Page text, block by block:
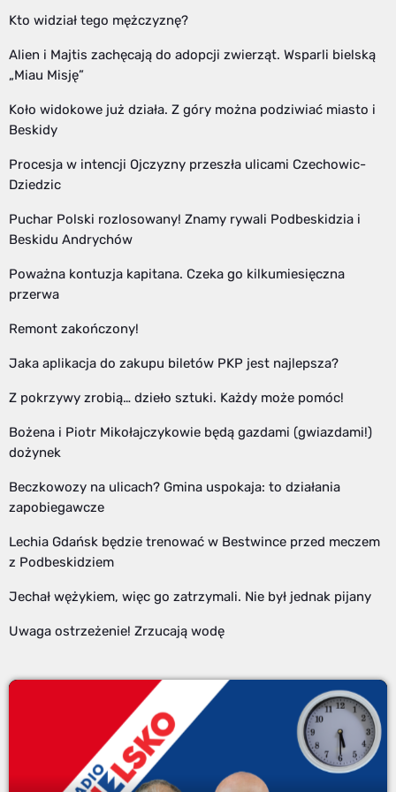
Kto widział tego mężczyznę?
Alien i Majtis zachęcają do adopcji zwierząt. Wsparli bielską
„Miau Misję”
Koło widokowe już działa. Z góry można podziwiać miasto i
Beskidy
Procesja w intencji Ojczyzny przeszła ulicami Czechowic-
Dziedzic
Puchar Polski rozlosowany! Znamy rywali Podbeskidzia i
Beskidu Andrychów
Poważna kontuzja kapitana. Czeka go kilkumiesięczna
przerwa
Remont zakończony!
Jaka aplikacja do zakupu biletów PKP jest najlepsza?
Z pokrzywy zrobią… dzieło sztuki. Każdy może pomóc!
Bożena i Piotr Mikołajczykowie będą gazdami (gwiazdami!)
dożynek
Beczkowozy na ulicach? Gmina uspokaja: to działania
zapobiegawcze
Lechia Gdańsk będzie trenować w Bestwince przed meczem
z Podbeskidziem
Jechał wężykiem, więc go zatrzymali. Nie był jednak pijany
Uwaga ostrzeżenie! Zrzucają wodę